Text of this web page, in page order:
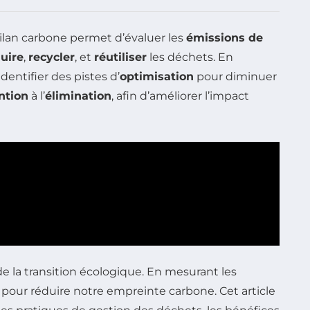
carbone permet d’évaluer les émissions de
, recycler, et réutiliser les déchets. En
des pistes d’optimisation pour diminuer
à l’élimination, afin d’améliorer l’impact
la transition écologique. En mesurant les
pour réduire notre empreinte carbone. Cet article